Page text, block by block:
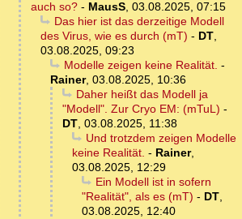
auch so? - MausS, 03.08.2025, 07:15
Das hier ist das derzeitige Modell
des Virus, wie es durch (mT) - DT,
03.08.2025, 09:23
Modelle zeigen keine Realität. -
Rainer, 03.08.2025, 10:36
Daher heißt das Modell ja
"Modell". Zur Cryo EM: (mTuL) -
DT, 03.08.2025, 11:38
Und trotzdem zeigen Modelle
keine Realität. - Rainer,
03.08.2025, 12:29
Ein Modell ist in sofern
"Realität", als es (mT) - DT,
03.08.2025, 12:40